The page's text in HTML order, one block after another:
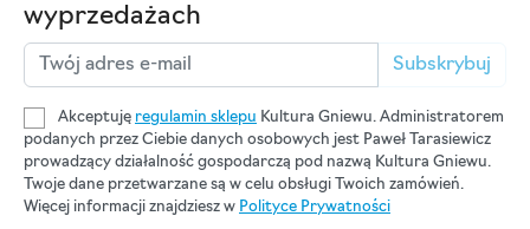
wyprzedażach
Subskrybuj
Akceptuję regulamin sklepu Kultura Gniewu. Administratorem
podanych przez Ciebie danych osobowych jest Paweł Tarasiewicz
prowadzący działalność gospodarczą pod nazwą Kultura Gniewu.
Twoje dane przetwarzane są w celu obsługi Twoich zamówień.
Więcej informacji znajdziesz w Polityce Prywatności